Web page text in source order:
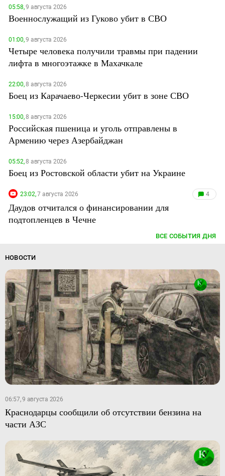
05:58,9 августа 2026
Военнослужащий из Гуково убит в СВО
01:00,9 августа 2026
Четыре человека получили травмы при падении
лифта в многоэтажке в Махачкале
22:00,8 августа 2026
Боец из Карачаево-Черкесии убит в зоне СВО
15:00,8 августа 2026
Российская пшеница и уголь отправлены в
Армению через Азербайджан
05:52,8 августа 2026
Боец из Ростовской области убит на Украине
23:02,7 августа 2026 4
Даудов отчитался о финансировании для
подтопленцев в Чечне
ВСЕ СОБЫТИЯ ДНЯ
НОВОСТИ
06:57, 9 августа 2026
Краснодарцы сообщили об отсутствии бензина на
части АЗС